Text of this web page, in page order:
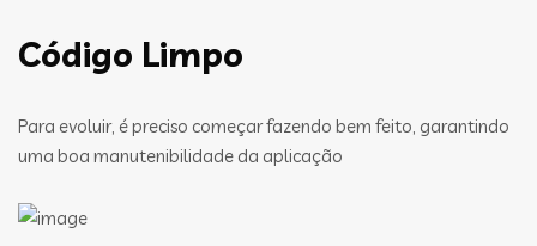
Código Limpo
Para evoluir, é preciso começar fazendo bem feito, garantindo
uma boa manutenibilidade da aplicação